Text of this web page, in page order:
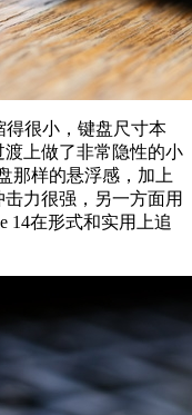
得很小，键盘尺寸本
上做了非常隐性的小
那样的悬浮感，加上
力很强，另一方面用
14在形式和实用上追